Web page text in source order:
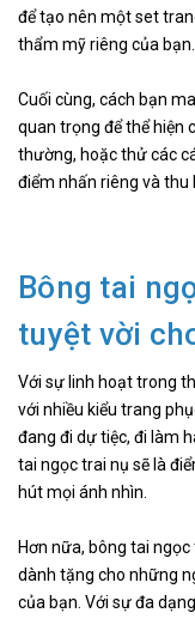
để tạo nên một set
thẩm mỹ riêng của bạn.
Cuối cùng, cách bạn
quan trọng để thể hiện
thường, hoặc thử các
điểm nhấn riêng và thu
Bông tai
tuyệt vời
Với sự linh hoạt trong
với nhiều kiểu trang
đang đi dự tiệc, đi làm
tai ngọc trai nụ sẽ là
hút mọi ánh nhìn.
Hơn nữa, bông tai
dành tặng cho những
của bạn. Với sự đa